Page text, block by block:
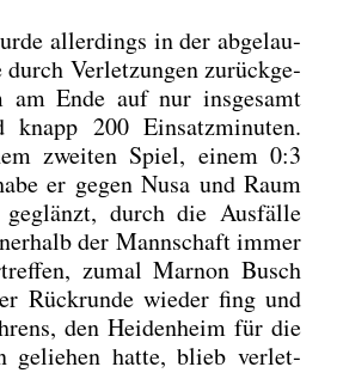
aller­dings in der abge­lau­
durch Ver­let­zun­gen zurück­ge­
am Ende auf nur ins­ge­samt
200 Ein­satz­mi­nu­ten.
zwei­ten Spiel, einem 0:3
er gegen Nusa und Raum
durch die Aus­fäl­le
der Mann­schaft immer
zumal Mar­non Busch
Rück­run­de wie­der fing und
den Hei­den­heim für die
gelie­hen hat­te, blieb ver­let­